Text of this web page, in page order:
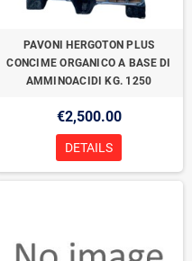
PAVONI HERGOTON PLUS
CONCIME ORGANICO A BASE DI
AMMINOACIDI KG. 1250
€2,500.00
DETAILS